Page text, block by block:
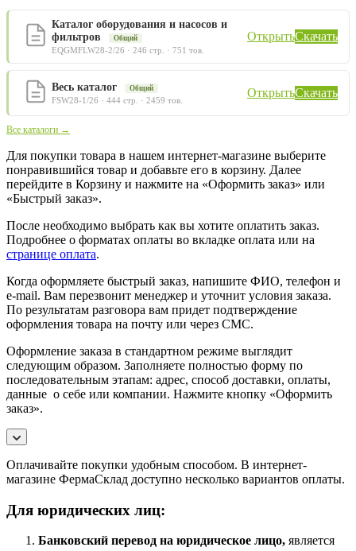
Каталог оборудования и насосов и
фильтров
Общий
EQGMFLW28-2/26 · 246 стр. · 751 тов.
ОткрытьСкачать
Весь каталог Общий
FSW28-1/26 · 444 стр. · 2459 тов.
ОткрытьСкачать
Все каталоги →
Для покупки товара в нашем интернет-магазине выберите
понравившийся товар и добавьте его в корзину. Далее
перейдите в Корзину и нажмите на «Оформить заказ» или
«Быстрый заказ».
После необходимо выбрать как вы хотите оплатить заказ.
Подробнее о форматах оплаты во вкладке оплата или на
странице оплата.
Когда оформляете быстрый заказ, напишите ФИО, телефон и
e-mail. Вам перезвонит менеджер и уточнит условия заказа.
По результатам разговора вам придет подтверждение
оформления товара на почту или через СМС.
Оформление заказа в стандартном режиме выглядит
следующим образом. Заполняете полностью форму по
последовательным этапам: адрес, способ доставки, оплаты,
данные о себе или компании. Нажмите кнопку «Оформить
заказ».
Оплачивайте покупки удобным способом. В интернет-
магазине ФермаСклад доступно несколько вариантов оплаты.
Для юридических лиц:
Банковский перевод на юридическое лицо, является